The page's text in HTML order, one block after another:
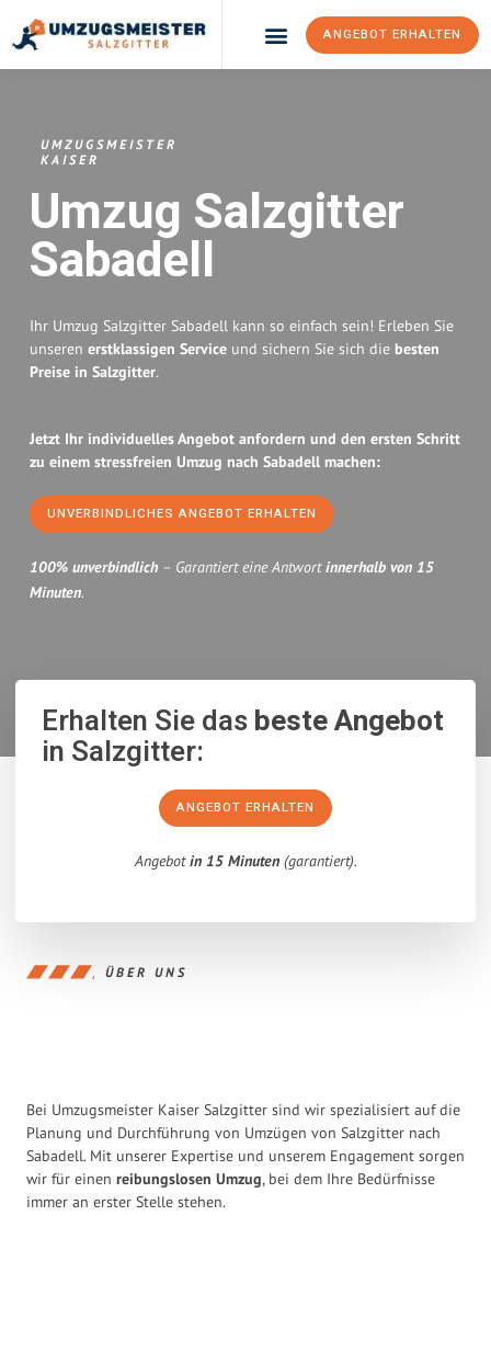
ANGEBOT ERHALTEN
UMZUGSMEISTER
KAISER
Umzug Salzgitter
Sabadell
Ihr Umzug Salzgitter Sabadell kann so einfach sein! Erleben Sie
unseren erstklassigen Service und sichern Sie sich die besten
Preise in Salzgitter.
Jetzt Ihr individuelles Angebot anfordern und den ersten Schritt
zu einem stressfreien Umzug nach Sabadell machen:
UNVERBINDLICHES ANGEBOT ERHALTEN
100% unverbindlich – Garantiert eine Antwortinnerhalb von 15
Minuten.
Erhalten Sie dasbeste Angebot
in Salzgitter:
ANGEBOT ERHALTEN
Angebotin 15 Minuten(garantiert).
ÜBER UNS
Bei Umzugsmeister Kaiser Salzgitter sind wir spezialisiert auf die
Planung und Durchführung von Umzügen von Salzgitter nach
Sabadell. Mit unserer Expertise und unserem Engagement sorgen
wir für einen reibungslosen Umzug, bei dem Ihre Bedürfnisse
immer an erster Stelle stehen.